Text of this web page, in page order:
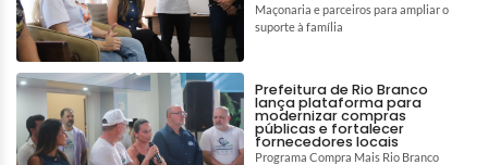
Maçonaria e parceiros para ampliar o
suporte à família
Prefeitura de Rio Branco
lança plataforma para
modernizar compras
públicas e fortalecer
fornecedores locais
Programa Compra Mais Rio Branco